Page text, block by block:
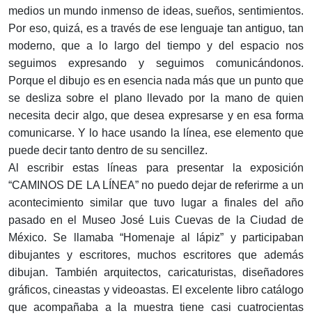
medios un mundo inmenso de ideas, sueños, sentimientos.
Por eso, quizá, es a través de ese lenguaje tan antiguo, tan
moderno, que a lo largo del tiempo y del espacio nos
seguimos expresando y seguimos comunicándonos.
Porque el dibujo es en esencia nada más que un punto que
se desliza sobre el plano llevado por la mano de quien
necesita decir algo, que desea expresarse y en esa forma
comunicarse. Y lo hace usando la línea, ese elemento que
puede decir tanto dentro de su sencillez.
Al escribir estas líneas para presentar la exposición
“CAMINOS DE LA LÍNEA” no puedo dejar de referirme a un
acontecimiento similar que tuvo lugar a finales del año
pasado en el Museo José Luis Cuevas de la Ciudad de
México. Se llamaba “Homenaje al lápiz” y participaban
dibujantes y escritores, muchos escritores que además
dibujan. También arquitectos, caricaturistas, diseñadores
gráficos, cineastas y videoastas. El excelente libro catálogo
que acompañaba a la muestra tiene casi cuatrocientas